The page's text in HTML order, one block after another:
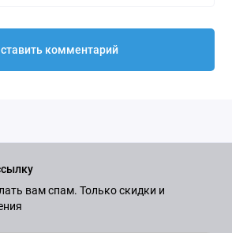
комментарий
вам спам. Только скидки и